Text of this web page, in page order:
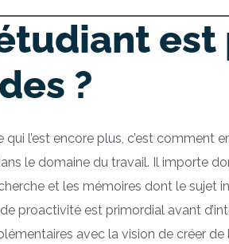
?
l’est encore plus, c’est comment
le domaine du travail. Il importe
et les mémoires dont le sujet
proactivité est primordial avant
avec la vision de créer